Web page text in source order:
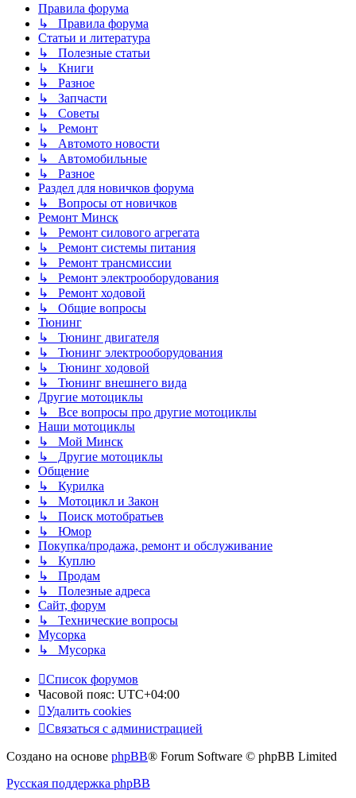
Правила форума
↳ Правила форума
Статьи и литература
↳ Полезные статьи
↳ Книги
↳ Разное
↳ Запчасти
↳ Советы
↳ Ремонт
↳ Автомото новости
↳ Автомобильные
↳ Разное
Раздел для новичков форума
↳ Вопросы от новичков
Ремонт Минск
↳ Ремонт силового агрегата
↳ Ремонт системы питания
↳ Ремонт трансмиссии
↳ Ремонт электрооборудования
↳ Ремонт ходовой
↳ Общие вопросы
Тюнинг
↳ Тюнинг двигателя
↳ Тюнинг электрооборудования
↳ Тюнинг ходовой
↳ Тюнинг внешнего вида
Другие мотоциклы
↳ Все вопросы про другие мотоциклы
Наши мотоциклы
↳ Мой Минск
↳ Другие мотоциклы
Общение
↳ Курилка
↳ Мотоцикл и Закон
↳ Поиск мотобратьев
↳ Юмор
Покупка/продажа, ремонт и обслуживание
↳ Куплю
↳ Продам
↳ Полезные адреса
Сайт, форум
↳ Технические вопросы
Мусорка
↳ Мусорка
Список форумов
Часовой пояс: UTC+04:00
Удалить cookies
Связаться с администрацией
Создано на основе phpBB® Forum Software © phpBB Limited
Русская поддержка phpBB